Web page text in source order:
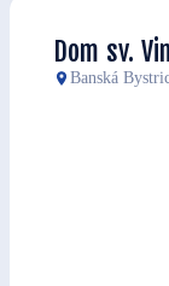
Dom sv.
Banská